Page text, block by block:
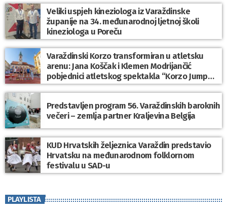
Veliki uspjeh kineziologa iz Varaždinske
županije na 34. međunarodnoj ljetnoj školi
kineziologa u Poreču
Varaždinski Korzo transformiran u atletsku
arenu: Jana Koščak i Klemen Modrijančić
pobjednici atletskog spektakla “Korzo Jump
2026”
Predstavljen program 56. Varaždinskih baroknih
večeri – zemlja partner Kraljevina Belgija
KUD Hrvatskih željeznica Varaždin predstavio
Hrvatsku na međunarodnom folklornom
festivalu u SAD-u
PLAYLISTA